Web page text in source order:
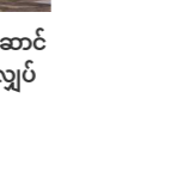
ာင်
ျှပ်